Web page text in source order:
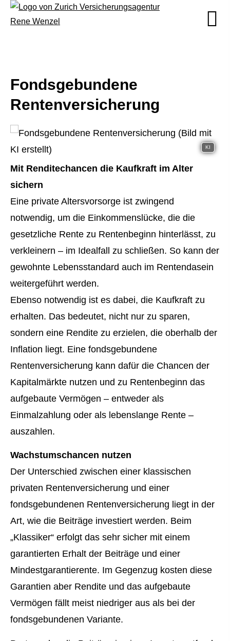
Fondsgebundene
Rentenversicherung
KI
Mit Renditechancen die Kaufkraft im Alter
sichern
Eine private Alters­vorsorge ist zwingend
notwendig, um die Einkommenslücke, die die
gesetzliche Rente zu Rentenbeginn hinterlässt, zu
verkleinern – im Idealfall zu schließen. So kann der
gewohnte Lebensstandard auch im Rentendasein
weitergeführt werden.
Ebenso notwendig ist es dabei, die Kaufkraft zu
erhalten. Das bedeutet, nicht nur zu sparen,
sondern eine Rendite zu erzielen, die oberhalb der
Inflation liegt. Eine fondsgebundene
Rentenversicherung kann dafür die Chancen der
Kapitalmärkte nutzen und zu Rentenbeginn das
aufgebaute Vermögen – entweder als
Einmalzahlung oder als lebenslange Rente –
auszahlen.
Wachstumschancen nutzen
Der Unterschied zwischen einer klassischen
privaten Rentenversicherung und einer
fondsgebundenen Rentenversicherung liegt in der
Art, wie die Beiträge investiert werden. Beim
„Klassiker“ erfolgt das sehr sicher mit einem
garantierten Erhalt der Beiträge und einer
Mindestgarantierente. Im Gegenzug kosten diese
Garantien aber Rendite und das aufgebaute
Vermögen fällt meist niedriger aus als bei der
fondsgebundenen Variante.